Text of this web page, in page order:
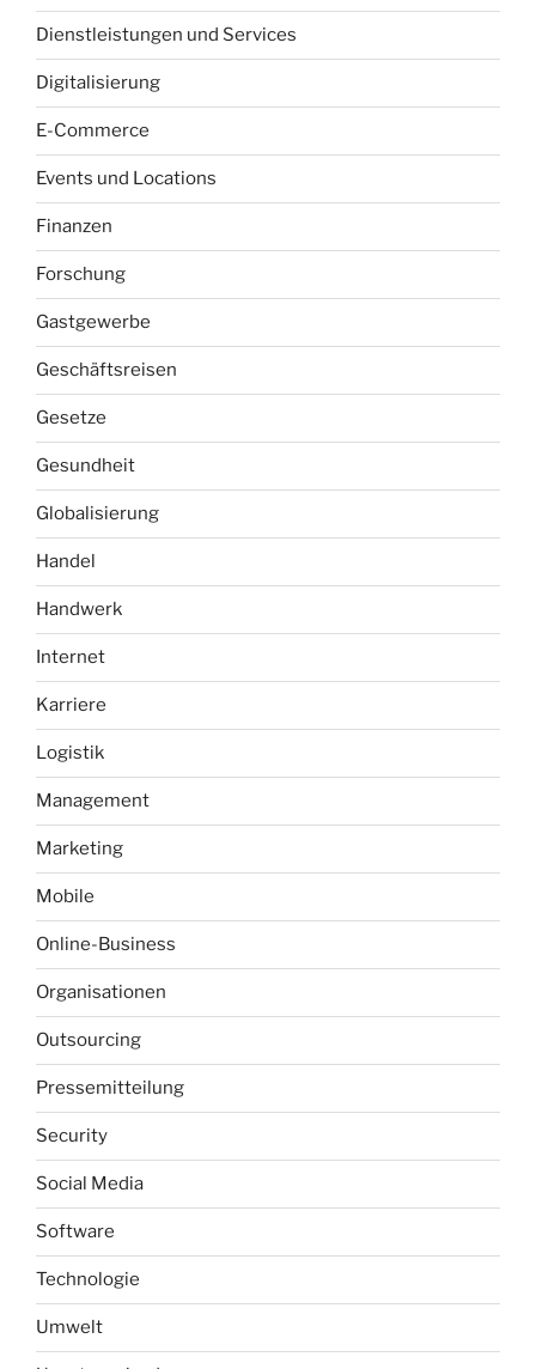
Dienstleistungen und Services
Digitalisierung
E-Commerce
Events und Locations
Finanzen
Forschung
Gastgewerbe
Geschäftsreisen
Gesetze
Gesundheit
Globalisierung
Handel
Handwerk
Internet
Karriere
Logistik
Management
Marketing
Mobile
Online-Business
Organisationen
Outsourcing
Pressemitteilung
Security
Social Media
Software
Technologie
Umwelt